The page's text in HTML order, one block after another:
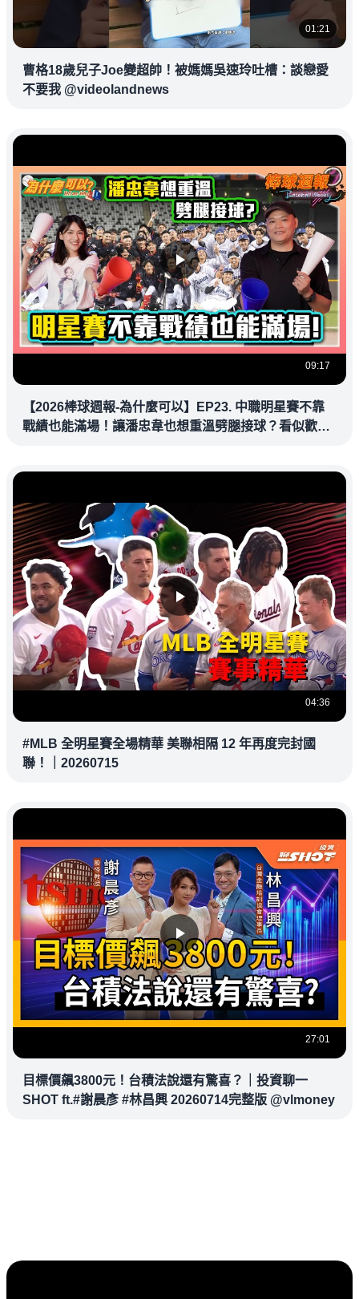
01:21
曹格18歲兒子Joe變超帥！被媽媽吳速玲吐槽：談戀愛
不要我 @videolandnews
09:17
【2026棒球週報-為什麼可以】EP23. 中職明星賽不靠
戰績也能滿場！讓潘忠韋也想重溫劈腿接球？看似歡樂
04:36
#MLB 全明星賽全場精華 美聯相隔 12 年再度完封國
聯！｜20260715
27:01
目標價飆3800元！台積法說還有驚喜？｜投資聊一
SHOT ft.#謝晨彥 #林昌興 20260714完整版 @vlmoney